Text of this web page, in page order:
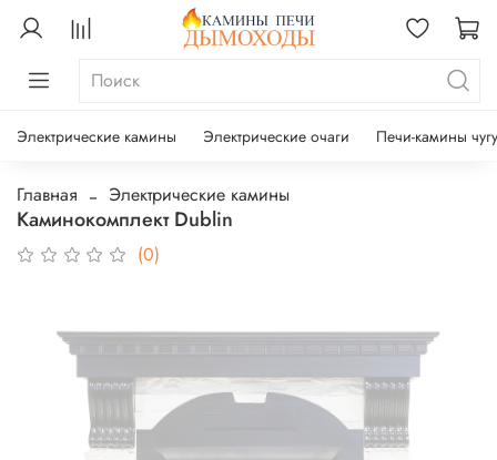
Электрические камины Электрические очаги Печи-камины
Главная Электрические камины
Каминокомплект Dublin
(0)